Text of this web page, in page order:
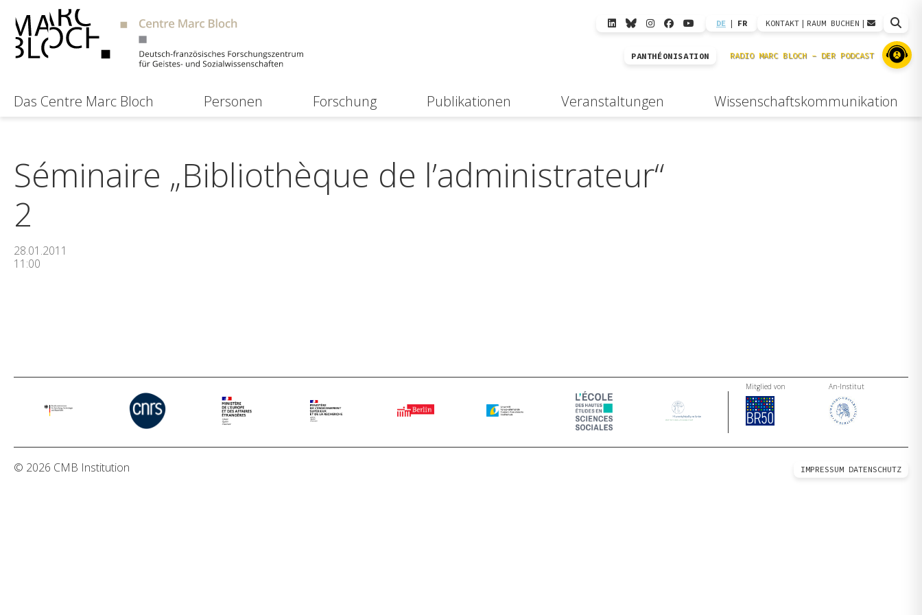
DE | FR KONTAKT | RAUM BUCHEN |
PANTHÉONISATION
Das Centre Marc Bloch Personen Forschung Publikationen Veranstaltungen Wissenschaftskommunikation
Séminaire „Bibliothèque de l’administrateur“
2
28.01.2011
11:00
Mitglied von An-Institut
© 2026 CMB Institution IMPRESSUM DATENSCHUTZ